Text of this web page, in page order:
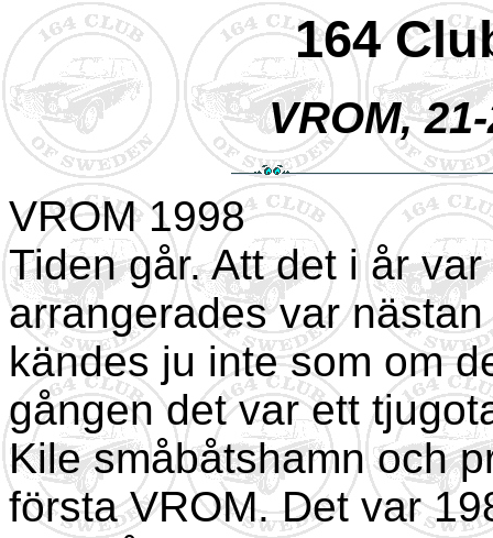
164
VROM,
VROM 1998
Tiden går. Att det i år
arrangerades var
kändes ju inte som om
gången det var ett
Kile småbåtshamn och
första VROM. Det var